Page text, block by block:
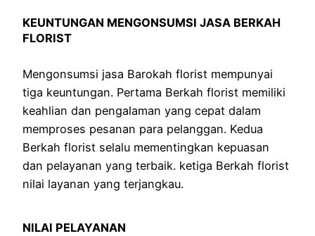
KEUNTUNGAN MENGONSUMSI JASA BERKAH
FLORIST
Mengonsumsi jasa Barokah florist mempunyai
tiga keuntungan. Pertama Berkah florist memiliki
keahlian dan pengalaman yang cepat dalam
memproses pesanan para pelanggan. Kedua
Berkah florist selalu mementingkan kepuasan
dan pelayanan yang terbaik. ketiga Berkah florist
nilai layanan yang terjangkau.
NILAI PELAYANAN